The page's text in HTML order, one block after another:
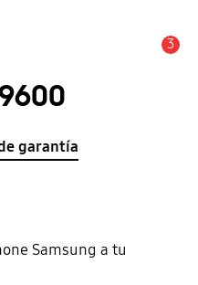
3
garantía
Samsung a tu